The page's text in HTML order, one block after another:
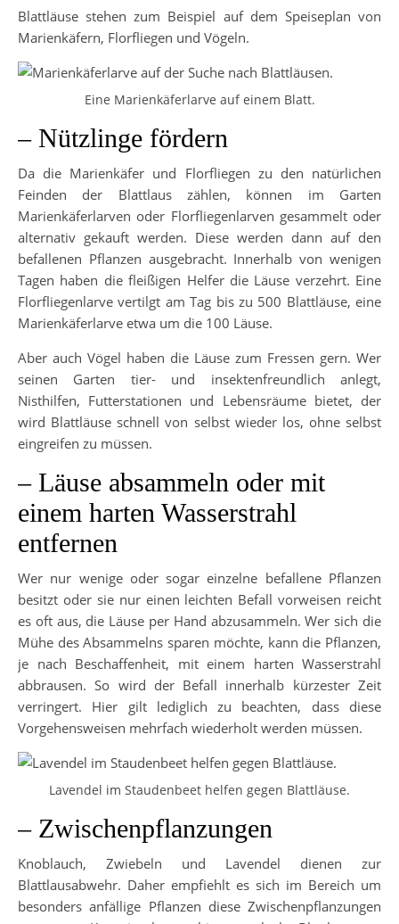
Blattläuse stehen zum Beispiel auf dem Speiseplan von
Marienkäfern, Florfliegen und Vögeln.
Eine Marienkäferlarve auf einem Blatt.
– Nützlinge fördern
Da die Marienkäfer und Florfliegen zu den natürlichen
Feinden der Blattlaus zählen, können im Garten
Marienkäferlarven oder Florfliegenlarven gesammelt oder
alternativ gekauft werden. Diese werden dann auf den
befallenen Pflanzen ausgebracht. Innerhalb von wenigen
Tagen haben die fleißigen Helfer die Läuse verzehrt. Eine
Florfliegenlarve vertilgt am Tag bis zu 500 Blattläuse, eine
Marienkäferlarve etwa um die 100 Läuse.
Aber auch Vögel haben die Läuse zum Fressen gern. Wer
seinen Garten tier- und insektenfreundlich anlegt,
Nisthilfen, Futterstationen und Lebensräume bietet, der
wird Blattläuse schnell von selbst wieder los, ohne selbst
eingreifen zu müssen.
– Läuse absammeln oder mit
einem harten Wasserstrahl
entfernen
Wer nur wenige oder sogar einzelne befallene Pflanzen
besitzt oder sie nur einen leichten Befall vorweisen reicht
es oft aus, die Läuse per Hand abzusammeln. Wer sich die
Mühe des Absammelns sparen möchte, kann die Pflanzen,
je nach Beschaffenheit, mit einem harten Wasserstrahl
abbrausen. So wird der Befall innerhalb kürzester Zeit
verringert. Hier gilt lediglich zu beachten, dass diese
Vorgehensweisen mehrfach wiederholt werden müssen.
Lavendel im Staudenbeet helfen gegen Blattläuse.
– Zwischenpflanzungen
Knoblauch, Zwiebeln und Lavendel dienen zur
Blattlausabwehr. Daher empfiehlt es sich im Bereich um
besonders anfällige Pflanzen diese Zwischenpflanzungen